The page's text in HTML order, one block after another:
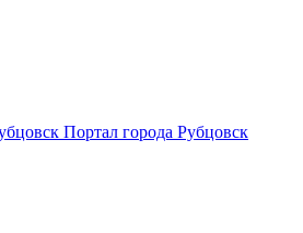
Портал города Рубцовск